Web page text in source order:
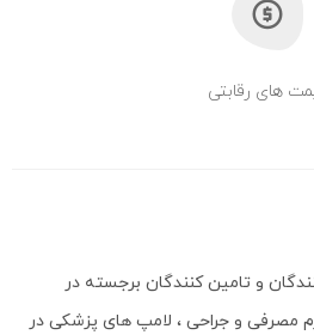
های رقابتی
و تامین کنندگان برجسته در
مصرفی و جراحی ، لامپ های پزشکی در